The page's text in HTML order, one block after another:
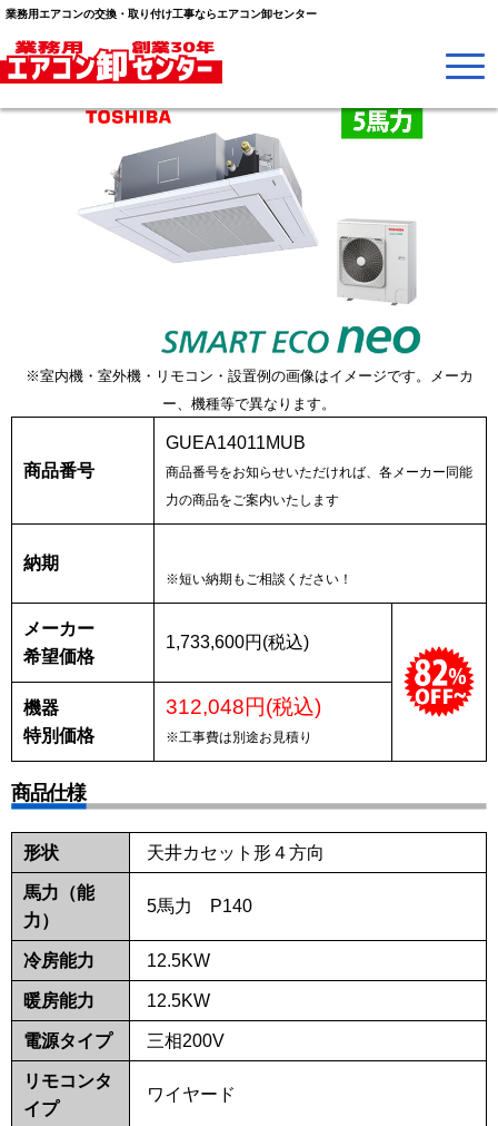
業務用エアコンの交換・取り付け工事ならエアコン卸センター
ル 日本キヤリア (旧:東芝)
※室内機・室外機・リモコン・設置例の画像はイメージです。メーカ
ー、機種等で異なります。
商品番号
GUEA14011MUB
商品番号をお知らせいただければ、各メーカー同能
力の商品をご案内いたします
納期
※短い納期もご相談ください！
メーカー
希望価格
1,733,600円(税込)
機器
特別価格
312,048円(税込)
※工事費は別途お見積り
商品仕様
形状 天井カセット形４方向
馬力（能
力）
5馬力 P140
冷房能力 12.5KW
暖房能力 12.5KW
電源タイプ 三相200V
リモコンタ
イプ
ワイヤード